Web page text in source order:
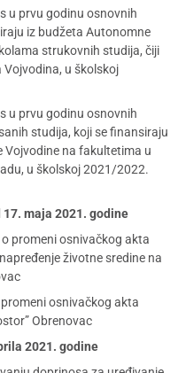
u prvu godinu osnovnih
iz budžeta Autonomne
strukovnih studija, čiji
u školskoj
u prvu godinu osnovnih
studija, koji se finansiraju
Vojvodine na fakultetima u
u školskoj 2021/2022.
17. maja 2021. godine
promeni osnivačkog akta
životne sredine na
osnivačkog akta
Obrenovac
2021. godine